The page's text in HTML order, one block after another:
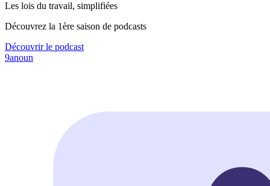
Les lois du travail, simplifiées
Découvrez la 1ère saison de podcasts
Découvrir le podcast
9anoun